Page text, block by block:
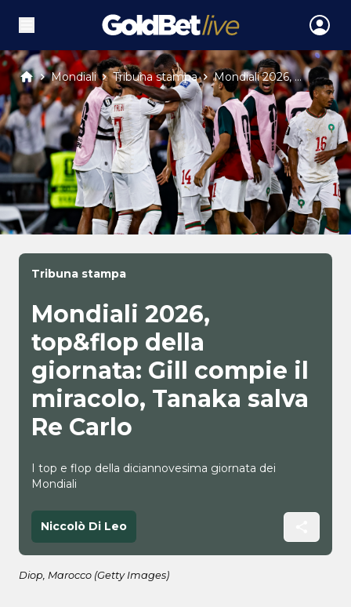
Mondiali Tribuna stampa Mondiali 2026, ...
Tribuna stampa
Mondiali 2026,
top&flop della
giornata: Gill compie il
miracolo, Tanaka salva
Re Carlo
I top e flop della diciannovesima giornata dei
Mondiali
Niccolò Di Leo
Diop, Marocco (Getty Images)